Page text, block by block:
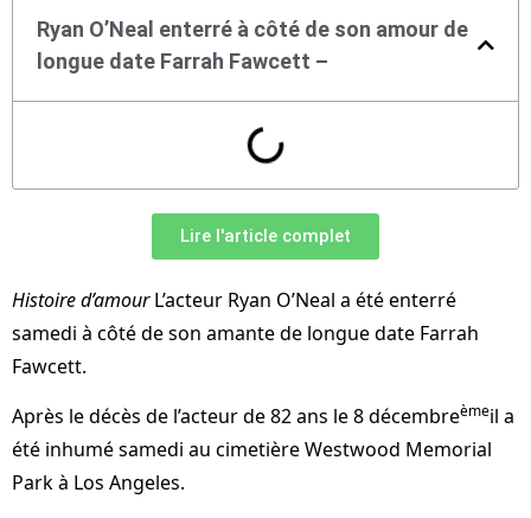
Ryan O’Neal enterré à côté de son amour de
longue date Farrah Fawcett –
Lire l'article complet
Histoire d’amourL’acteur Ryan O’Neal a été enterré
samedi à côté de son amante de longue date Farrah
Fawcett.
Après le décès de l’acteur de 82 ans le 8 décembreèmeil a
été inhumé samedi au cimetière Westwood Memorial
Park à Los Angeles.